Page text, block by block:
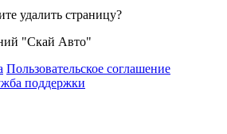
удалить страницу?
"Скай Авто"
Пользовательское соглашение
поддержки